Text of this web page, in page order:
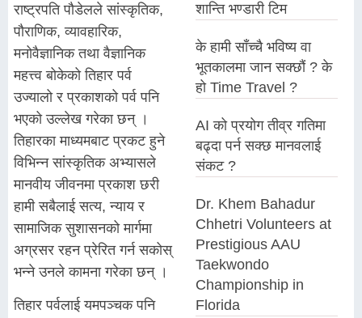
राष्ट्रपति पौडेलले सांस्कृतिक,
पौराणिक, व्यावहारिक,
मनोवैज्ञानिक तथा वैज्ञानिक
महत्त्व बोकेको तिहार पर्व
उज्यालो र प्रकाशको पर्व पनि
भएको उल्लेख गरेका छन् ।
तिहारका माध्यमबाट प्रकट हुने
विभिन्न सांस्कृतिक अभ्यासले
मानवीय जीवनमा प्रकाश छरी
हामी सबैलाई सत्य, न्याय र
सामाजिक सुशासनको मार्गमा
अग्रसर रहन प्रेरित गर्न सकोस्
भन्ने उनले कामना गरेका छन् ।
तिहार पर्वलाई यमपञ्चक पनि
शान्ति भण्डारी टिम
के हामी साँच्चै भविष्य वा
भूतकालमा जान सक्छौं ? के
हो Time Travel ?
AI को प्रयोग तीव्र गतिमा
बढ्दा पर्न सक्छ मानवलाई
संकट ?
Dr. Khem Bahadur
Chhetri Volunteers at
Prestigious AAU
Taekwondo
Championship in
Florida